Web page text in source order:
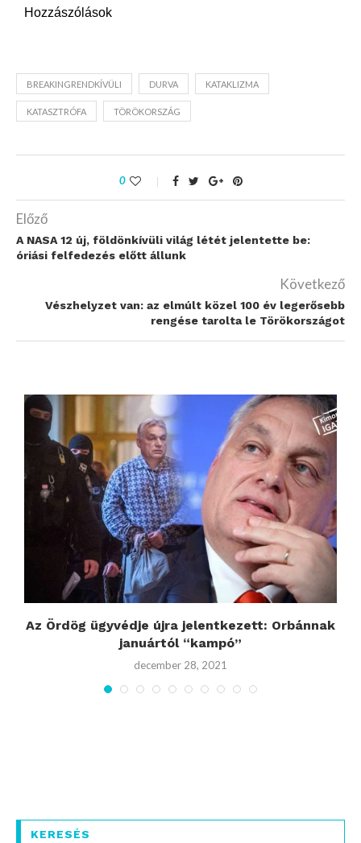
Hozzászólások
BREAKINGRENDKÍVÜLI DURVA KATAKLIZMA
KATASZTRÓFA TÖRÖKORSZÁG
0
Előző
A NASA 12 új, földönkívüli világ létét jelentette be:
óriási felfedezés előtt állunk
Következő
Vészhelyzet van: az elmúlt közel 100 év legerősebb
rengése tarolta le Törökországot
Az Ördög ügyvédje újra jelentkezett: Orbánnak
januártól “kampó”
december 28, 2021
KERESÉS